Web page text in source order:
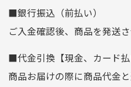
口座種別
普通
口座番号
0255557
口座名義
株式会社一
ゆう
■銀行振込（前払い）
ご入金確認後、商品を発送さ
■代金引換【現金、カード払
商品お届けの際に商品代金